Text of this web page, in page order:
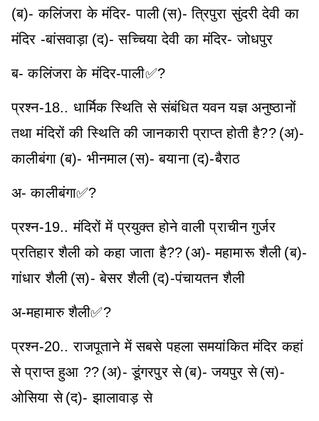
(ब)- कलिंजरा के मंदिर- पाली (स)- त्रिपुरा सुंदरी देवी का
मंदिर -बांसवाड़ा (द)- सच्चिया देवी का मंदिर- जोधपुर
ब- कलिंजरा के मंदिर-पाली✅?
प्रश्न-18.. धार्मिक स्थिति से संबंधित यवन यज्ञ अनुष्ठानों
तथा मंदिरों की स्थिति की जानकारी प्राप्त होती है?? (अ)-
कालीबंगा (ब)- भीनमाल (स)- बयाना (द)-बैराठ
अ- कालीबंगा✅?
प्रश्न-19.. मंदिरों में प्रयुक्त होने वाली प्राचीन गुर्जर
प्रतिहार शैली को कहा जाता है?? (अ)- महामारू शैली (ब)-
गांधार शैली (स)- बेसर शैली (द)-पंचायतन शैली
अ-महामारु शैली✅?
प्रश्न-20.. राजपूताने में सबसे पहला समयांकित मंदिर कहां
से प्राप्त हुआ ?? (अ)- डूंगरपुर से (ब)- जयपुर से (स)-
ओसिया से (द)- झालावाड़ से